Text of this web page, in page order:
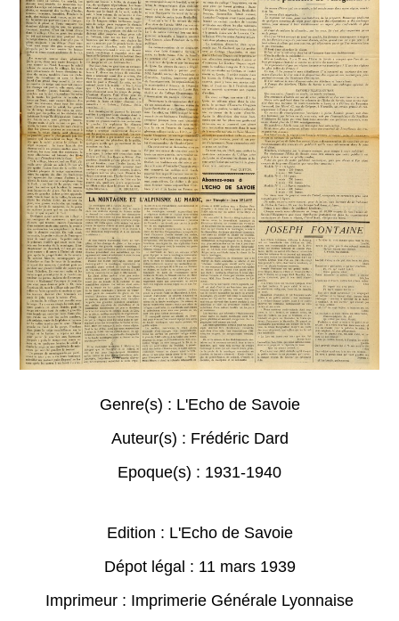
Genre(s) : L'Echo de Savoie
Auteur(s) : Frédéric Dard
Epoque(s) : 1931-1940
Edition : L'Echo de Savoie
Dépot légal : 11 mars 1939
Imprimeur : Imprimerie Générale Lyonnaise